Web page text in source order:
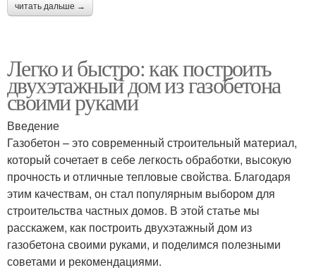
читать дальше →
Легко и быстро: как построить
двухэтажный дом из газобетона
своими руками
Введение
Газобетон – это современный строительный материал,
который сочетает в себе легкость обработки, высокую
прочность и отличные тепловые свойства. Благодаря
этим качествам, он стал популярным выбором для
строительства частных домов. В этой статье мы
расскажем, как построить двухэтажный дом из
газобетона своими руками, и поделимся полезными
советами и рекомендациями.